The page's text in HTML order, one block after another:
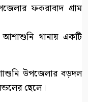
ফকরাবাদ গ্রাম
থানায় একটি
উপজেলার বড়দল
ছেলে।